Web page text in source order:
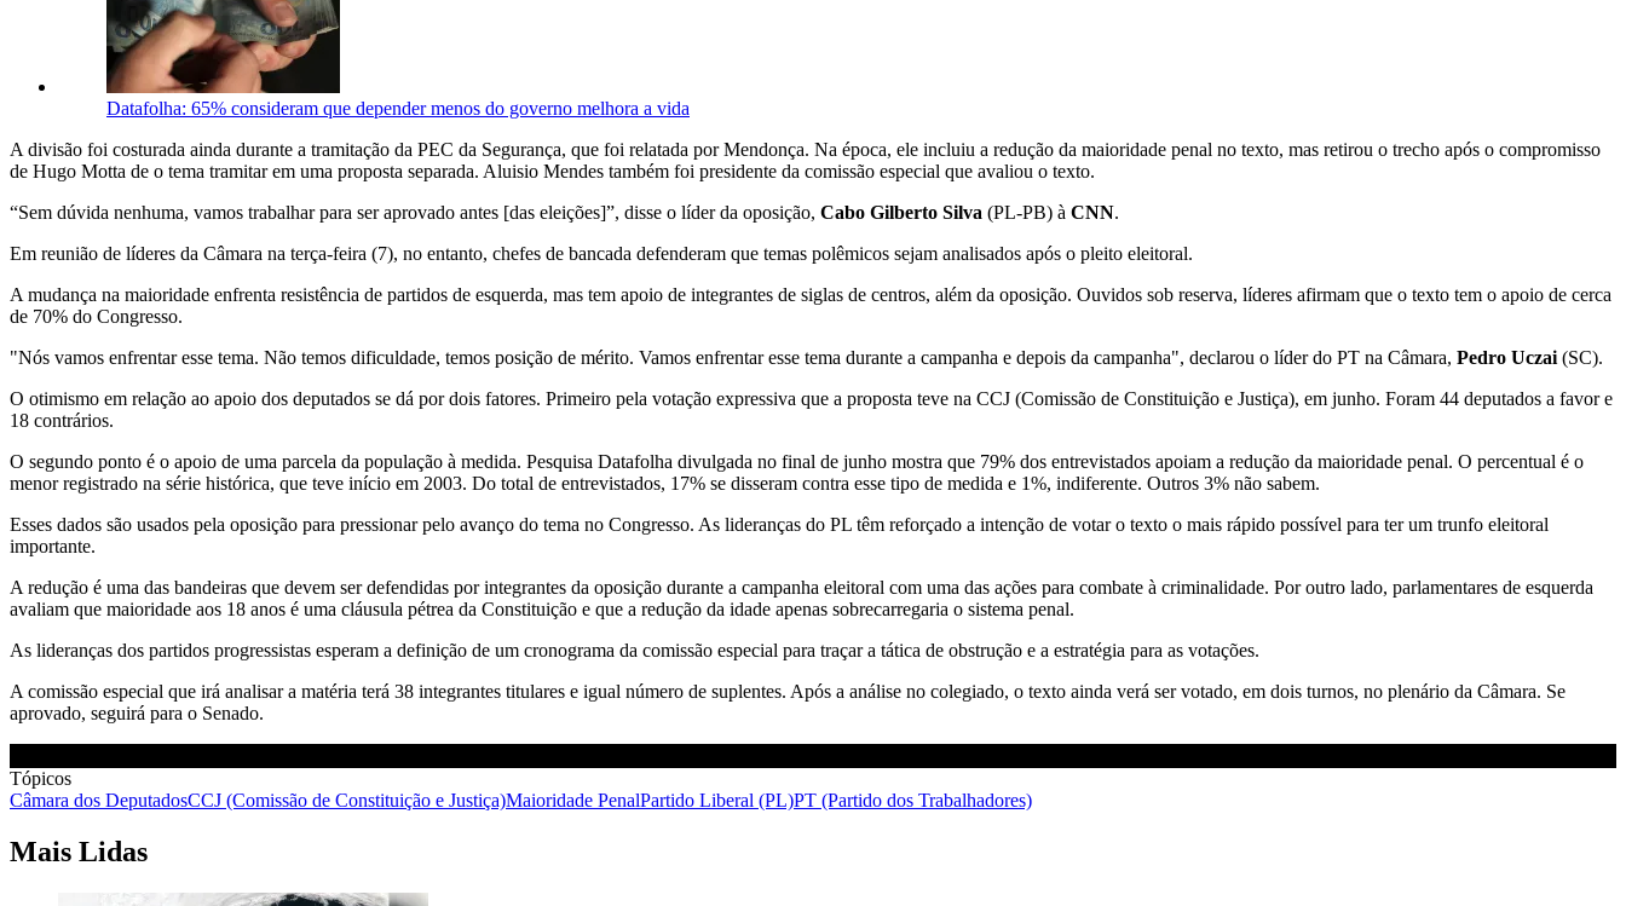
Datafolha: 65% consideram que depender menos do governo melhora a vida
A divisão foi costurada ainda durante a tramitação da PEC da Segurança, que foi relatada por Mendonça. Na época, ele incluiu a redução da maioridade penal no texto, mas retirou o trecho após o compromisso
de Hugo Motta de o tema tramitar em uma proposta separada. Aluisio Mendes também foi presidente da comissão especial que avaliou o texto.
“Sem dúvida nenhuma, vamos trabalhar para ser aprovado antes [das eleições]”, disse o líder da oposição, Cabo Gilberto Silva (PL-PB) à CNN.
Em reunião de líderes da Câmara na terça-feira (7), no entanto, chefes de bancada defenderam que temas polêmicos sejam analisados após o pleito eleitoral.
A mudança na maioridade enfrenta resistência de partidos de esquerda, mas tem apoio de integrantes de siglas de centros, além da oposição. Ouvidos sob reserva, líderes afirmam que o texto tem o apoio de cerca
de 70% do Congresso.
"Nós vamos enfrentar esse tema. Não temos dificuldade, temos posição de mérito. Vamos enfrentar esse tema durante a campanha e depois da campanha", declarou o líder do PT na Câmara, Pedro Uczai (SC).
O otimismo em relação ao apoio dos deputados se dá por dois fatores. Primeiro pela votação expressiva que a proposta teve na CCJ (Comissão de Constituição e Justiça), em junho. Foram 44 deputados a favor e
18 contrários.
O segundo ponto é o apoio de uma parcela da população à medida. Pesquisa Datafolha divulgada no final de junho mostra que 79% dos entrevistados apoiam a redução da maioridade penal. O percentual é o
menor registrado na série histórica, que teve início em 2003. Do total de entrevistados, 17% se disseram contra esse tipo de medida e 1%, indiferente. Outros 3% não sabem.
Esses dados são usados pela oposição para pressionar pelo avanço do tema no Congresso. As lideranças do PL têm reforçado a intenção de votar o texto o mais rápido possível para ter um trunfo eleitoral
importante.
A redução é uma das bandeiras que devem ser defendidas por integrantes da oposição durante a campanha eleitoral com uma das ações para combate à criminalidade. Por outro lado, parlamentares de esquerda
avaliam que maioridade aos 18 anos é uma cláusula pétrea da Constituição e que a redução da idade apenas sobrecarregaria o sistema penal.
As lideranças dos partidos progressistas esperam a definição de um cronograma da comissão especial para traçar a tática de obstrução e a estratégia para as votações.
A comissão especial que irá analisar a matéria terá 38 integrantes titulares e igual número de suplentes. Após a análise no colegiado, o texto ainda verá ser votado, em dois turnos, no plenário da Câmara. Se
aprovado, seguirá para o Senado.
Tópicos
Câmara dos DeputadosCCJ (Comissão de Constituição e Justiça)Maioridade PenalPartido Liberal (PL)PT (Partido dos Trabalhadores)
Mais Lidas